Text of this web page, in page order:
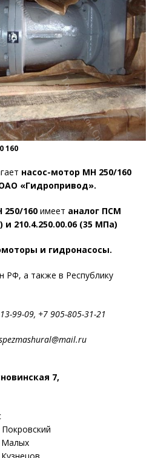
160
насос-мотор МН 250/160
«Гидропривод».
160 имеет аналог ПСМ
) и 210.4.250.00.06 (35 МПа)
и гидронасосы.
РФ, а также в Республику
09, +7 905-805-31-21
u
7,
Малых